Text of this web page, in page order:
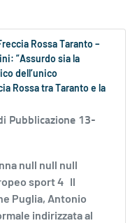
Rossa Taranto –
”Assurdo sia la
dell’unico
Rossa tra Taranto e la
Pubblicazione 13-
null null null
sport 4 Il
Puglia, Antonio
indirizzata al